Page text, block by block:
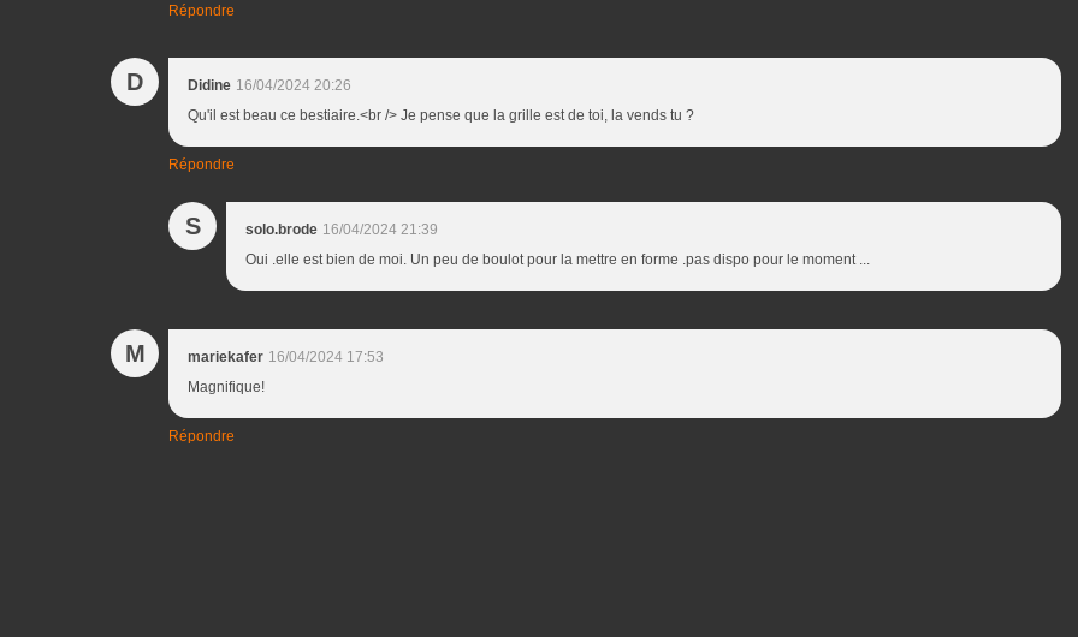
Répondre
D Didine 16/04/2024 20:26
Qu'il est beau ce bestiaire.<br /> Je pense que la grille est de toi, la vends tu ?
Répondre
S solo.brode 16/04/2024 21:39
Oui .elle est bien de moi. Un peu de boulot pour la mettre en forme .pas dispo pour le moment ...
M mariekafer 16/04/2024 17:53
Magnifique!
Répondre